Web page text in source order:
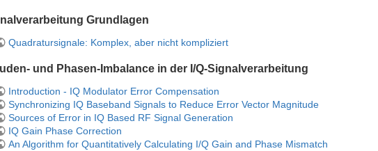
Grundlagen
Quadratursignale: Komplex, aber nicht kompliziert
und Phasen-Imbalance in der I/Q-Signalverarbeitung
Introduction - IQ Modulator Error Compensation
Synchronizing IQ Baseband Signals to Reduce Error Vector Magnitude
Sources of Error in IQ Based RF Signal Generation
IQ Gain Phase Correction
An Algorithm for Quantitatively Calculating I/Q Gain and Phase Mismatch